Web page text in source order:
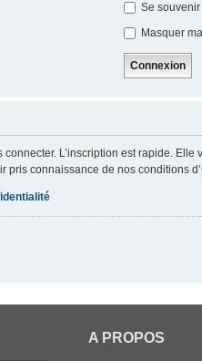
Se souvenir
Masquer
L’inscription est rapide.
pris connaissance de nos conditions
A PROPOS